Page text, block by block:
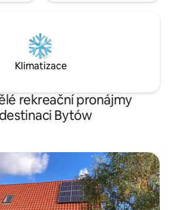
Klimatizace
rekreační pronájmy
Bytów